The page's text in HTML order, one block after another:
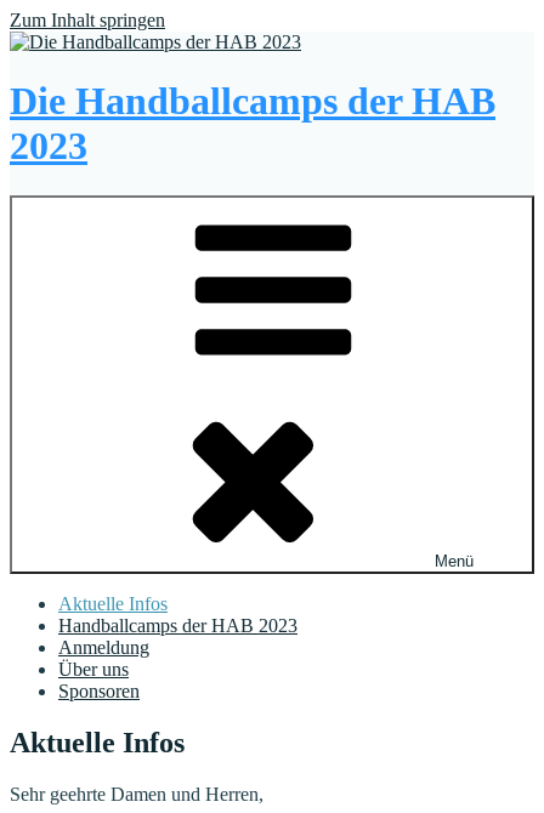
Zum Inhalt springen
Die Handballcamps der HAB
2023
Menü
Aktuelle Infos
Handballcamps der HAB 2023
Anmeldung
Über uns
Sponsoren
Aktuelle Infos
Sehr geehrte Damen und Herren,